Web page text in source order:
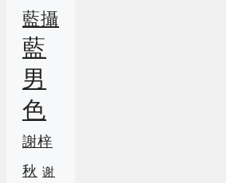
藍攝
藍
男
色
謝梓
秋 谢